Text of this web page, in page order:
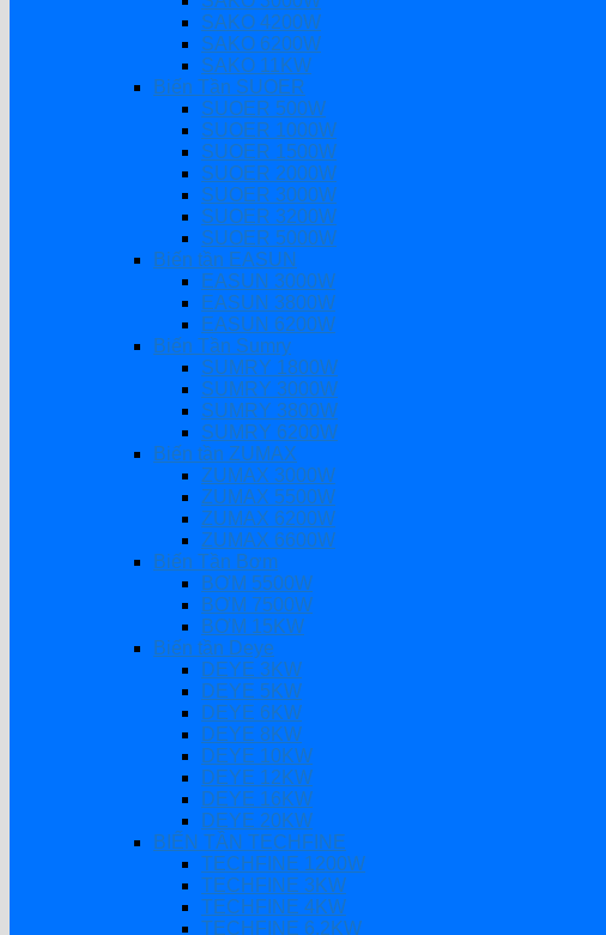
SAKO 4200W
SAKO 6200W
SAKO 11KW
Biến Tần SUOER
SUOER 500W
SUOER 1000W
SUOER 1500W
SUOER 2000W
SUOER 3000W
SUOER 3200W
SUOER 5000W
Biến tần EASUN
EASUN 3000W
EASUN 3800W
EASUN 6200W
Biến Tần Sumry
SUMRY 1800W
SUMRY 3000W
SUMRY 3800W
SUMRY 6200W
Biến tần ZUMAX
ZUMAX 3000W
ZUMAX 5500W
ZUMAX 6200W
ZUMAX 6600W
Biến Tần Bơm
BƠM 5500W
BƠM 7500W
BƠM 15KW
Biến tần Deye
DEYE 3KW
DEYE 5KW
DEYE 6KW
DEYE 8KW
DEYE 10KW
DEYE 12KW
DEYE 16KW
DEYE 20KW
BIẾN TẦN TECHFINE
TECHFINE 1200W
TECHFINE 3KW
TECHFINE 4KW
TECHFINE 6.2KW